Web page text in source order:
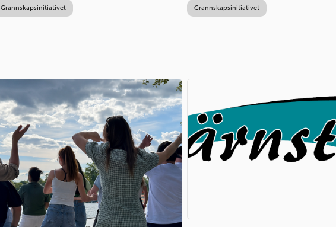
Grannskapsinitiativet Grannskapsinitiativet